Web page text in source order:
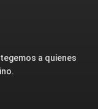
a quienes